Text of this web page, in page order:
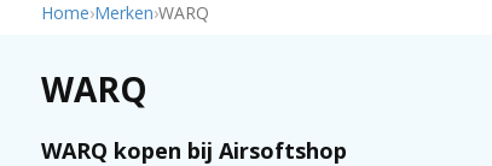
Home›Merken›WARQ
WARQ
WARQ kopen bij Airsoftshop